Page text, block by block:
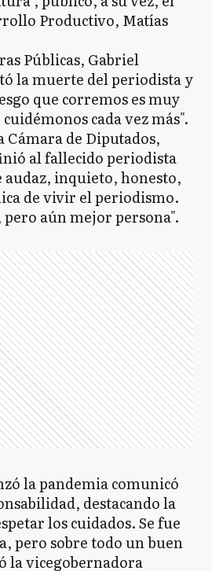
Productivo, Matías
Públicas, Gabriel
la muerte del periodista y
que corremos es muy
cada vez más".
Cámara de Diputados,
al fallecido periodista
inquieto, honesto,
de vivir el periodismo.
aún mejor persona".
la pandemia comunicó
destacando la
los cuidados. Se fue
pero sobre todo un buen
la vicegobernadora